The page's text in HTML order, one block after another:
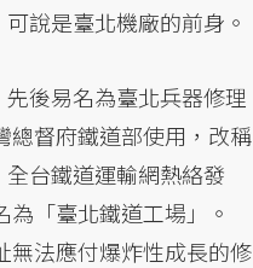
說是臺北機廠的前身。
後易名為臺北兵器修理
總督府鐵道部使用，改稱
台鐵道運輸網熱絡發
「臺北鐵道工場」。
無法應付爆炸性成長的修